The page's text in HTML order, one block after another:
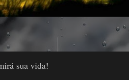
sua vida!